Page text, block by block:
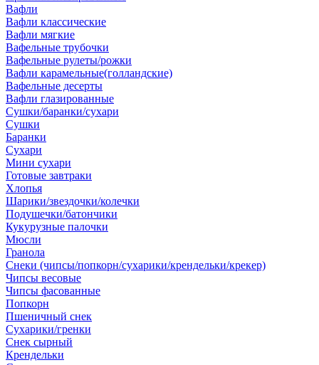
Вафли
Вафли классические
Вафли мягкие
Вафельные трубочки
Вафельные рулеты/рожки
Вафли карамельные(голландские)
Вафельные десерты
Вафли глазированные
Сушки/баранки/сухари
Сушки
Баранки
Сухари
Мини сухари
Готовые завтраки
Хлопья
Шарики/звездочки/колечки
Подушечки/батончики
Кукурузные палочки
Мюсли
Гранола
Снеки (чипсы/попкорн/сухарики/крендельки/крекер)
Чипсы весовые
Чипсы фасованные
Попкорн
Пшеничный снек
Сухарики/гренки
Снек сырный
Крендельки